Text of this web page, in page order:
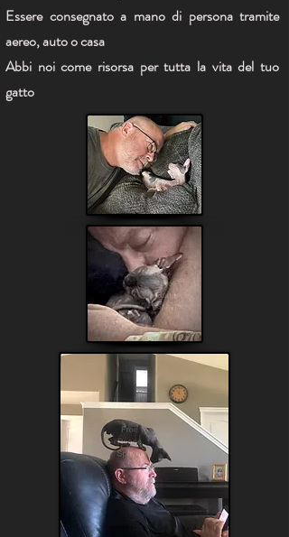
Essere consegnato a mano di persona tramite
aereo, auto o casa
Abbi noi come risorsa per tutta la vita del tuo
gatto